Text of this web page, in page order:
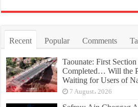
Recent Popular Comments
Taounate: First
Completed… Will the
Waiting for Users of
7 August، 2026